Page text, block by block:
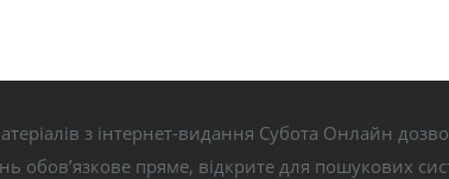
з інтернет-видання Субота Онлайн
обов’язкове пряме, відкрите для пошукових